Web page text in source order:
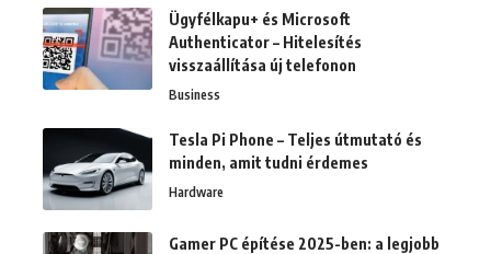
Ügyfélkapu+ és Microsoft
Authenticator – Hitelesítés
visszaállítása új telefonon
Business
Tesla Pi Phone – Teljes útmutató és
minden, amit tudni érdemes
Hardware
Gamer PC építése 2025-ben: a legjobb